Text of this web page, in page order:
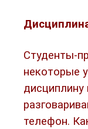
Студенты-
некоторые
дисциплину
телефон.